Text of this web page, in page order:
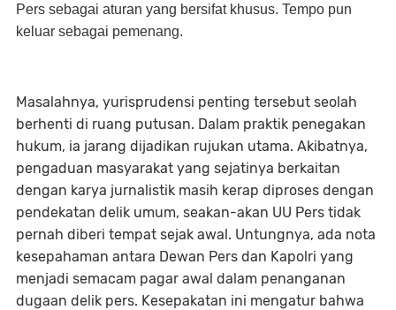
Pers sebagai aturan yang bersifat khusus. Tempo pun
keluar sebagai pemenang.
Masalahnya, yurisprudensi penting tersebut seolah
berhenti di ruang putusan. Dalam praktik penegakan
hukum, ia jarang dijadikan rujukan utama. Akibatnya,
pengaduan masyarakat yang sejatinya berkaitan
dengan karya jurnalistik masih kerap diproses dengan
pendekatan delik umum, seakan-akan UU Pers tidak
pernah diberi tempat sejak awal. Untungnya, ada nota
kesepahaman antara Dewan Pers dan Kapolri yang
menjadi semacam pagar awal dalam penanganan
dugaan delik pers. Kesepakatan ini mengatur bahwa